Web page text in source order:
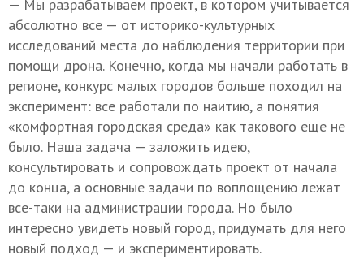
— Мы разрабатываем проект, в котором учитывается
абсолютно все — от историко-культурных
исследований места до наблюдения территории при
помощи дрона. Конечно, когда мы начали работать в
регионе, конкурс малых городов больше походил на
эксперимент: все работали по наитию, а понятия
«комфортная городская среда» как такового еще не
было. Наша задача — заложить идею,
консультировать и сопровождать проект от начала
до конца, а основные задачи по воплощению лежат
все-таки на администрации города. Но было
интересно увидеть новый город, придумать для него
новый подход — и экспериментировать.